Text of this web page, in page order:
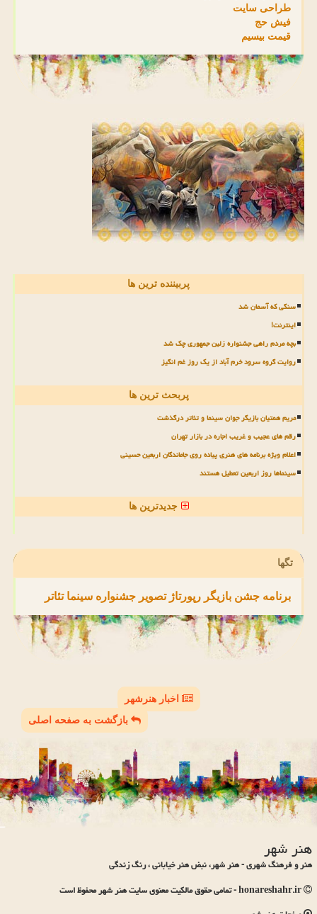
طراحی سایت
فیش حج
قیمت بیسیم
پربیننده ترین ها
سنگی که آسمان شد
اینترنت!
بچه مردم راهی جشنواره زلین جمهوری چک شد
روایت گروه سرود خرم آباد از یک روز غم انگیز
پربحث ترین ها
مریم همتیان بازیگر جوان سینما و تئاتر درگذشت
رقم های عجیب و غریب اجاره در بازار تهران
اعلام ویژه برنامه های هنری پیاده روی جاماندگان اربعین حسینی
سینماها روز اربعین تعطیل هستند
جدیدترین ها
تگها
برنامه جشن بازیگر رپورتاژتصویر جشنواره سینماتئاتر
اخبار هنرشهر
بازگشت به صفحه اصلی
هنر شهر
هنر و فرهنگ شهری - هنر شهر، نبض هنر خیابانی ، رنگ زندگی